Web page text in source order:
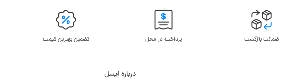
ضمانت بازگشت پرداخت در محل تضمین بهترین قیمت
درباره ایسل